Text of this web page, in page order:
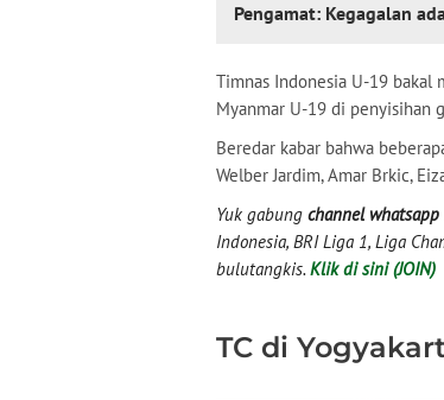
Pengamat: Kegagalan
Timnas Indonesia U-19 bakal
Myanmar U-19 di penyisihan
Beredar kabar bahwa
Welber Jardim, Amar Brkic,
Yuk gabung channel whatsapp
Indonesia, BRI Liga 1, Liga
bulutangkis. Klik di sini (JOIN)
TC di